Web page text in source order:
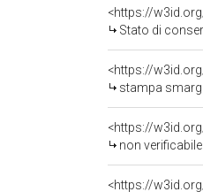
<https://
Stato di
<https://
stampa
non
<https://